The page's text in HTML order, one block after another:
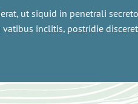
ut siquid in penetrali
vatibus inclitis, postridie